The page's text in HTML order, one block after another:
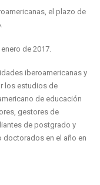
el plazo de
de 2017.
iberoamericanas y
los estudios de
de educación
gestores de
de postgrado y
doctorados en el año en